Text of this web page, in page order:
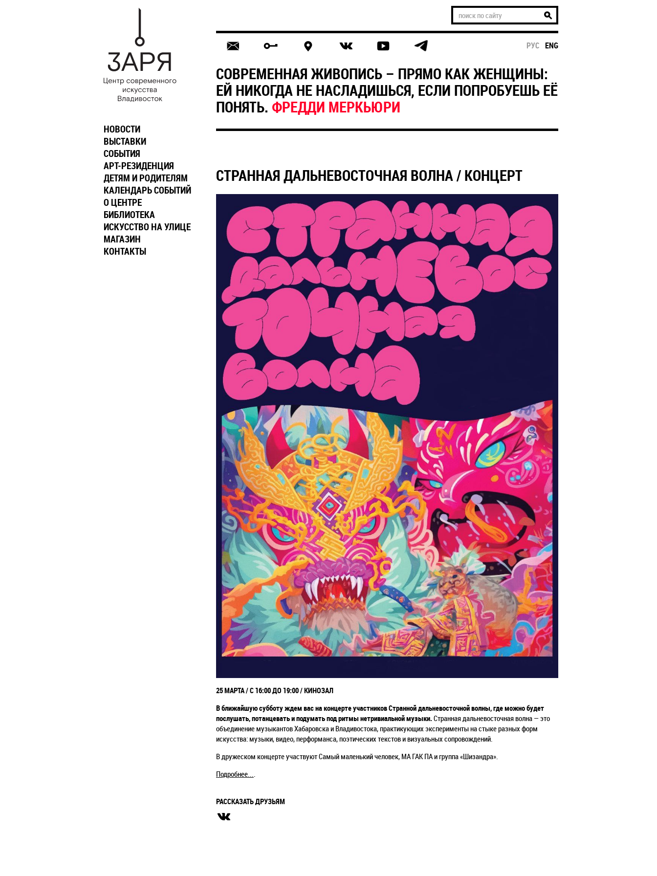
РУС ENG
СОВРЕМЕННАЯ ЖИВОПИСЬ – ПРЯМО КАК ЖЕНЩИНЫ:
ЕЙ НИКОГДА НЕ НАСЛАДИШЬСЯ, ЕСЛИ ПОПРОБУЕШЬ ЕЁ
ПОНЯТЬ. ФРЕДДИ МЕРКЬЮРИ
СТРАННАЯ ДАЛЬНЕВОСТОЧНАЯ ВОЛНА / КОНЦЕРТ
25 МАРТА / С 16:00 ДО 19:00 / КИНОЗАЛ
В ближайшую субботу ждем вас на концерте участников Странной дальневосточной волны, где можно будет
послушать, потанцевать и подумать под ритмы нетривиальной музыки. Странная дальневосточная волна — это
объединение музыкантов Хабаровска и Владивостока, практикующих эксперименты на стыке разных форм
искусства: музыки, видео, перформанса, поэтических текстов и визуальных сопровождений.
В дружеском концерте участвуютСамый маленький человек, МА ГАК ПАи группа«Шизандра»
Подробнее...
РАССКАЗАТЬ ДРУЗЬЯМ
НОВОСТИ
ВЫСТАВКИ
СОБЫТИЯ
АРТ-РЕЗИДЕНЦИЯ
ДЕТЯМ И РОДИТЕЛЯМ
КАЛЕНДАРЬ СОБЫТИЙ
О ЦЕНТРЕ
БИБЛИОТЕКА
ИСКУССТВО НА УЛИЦЕ
МАГАЗИН
КОНТАКТЫ